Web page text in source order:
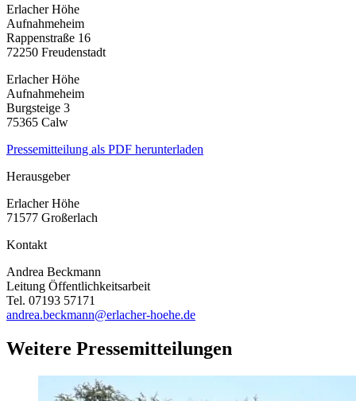
Erlacher Höhe
Aufnahmeheim
Rappenstraße 16
72250 Freudenstadt
Erlacher Höhe
Aufnahmeheim
Burgsteige 3
75365 Calw
Pressemitteilung als PDF herunterladen
Herausgeber
Erlacher Höhe
71577 Großerlach
Kontakt
Andrea Beckmann
Leitung Öffentlichkeitsarbeit
Tel. 07193 57171
andrea.beckmann@erlacher-hoehe.de
Weitere Pressemitteilungen